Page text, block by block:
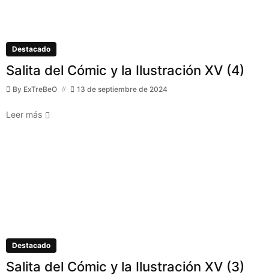
Destacado
Salita del Cómic y la Ilustración XV (4)
By ExTreBeO 13 de septiembre de 2024
Leer más
Destacado
Salita del Cómic y la Ilustración XV (3)